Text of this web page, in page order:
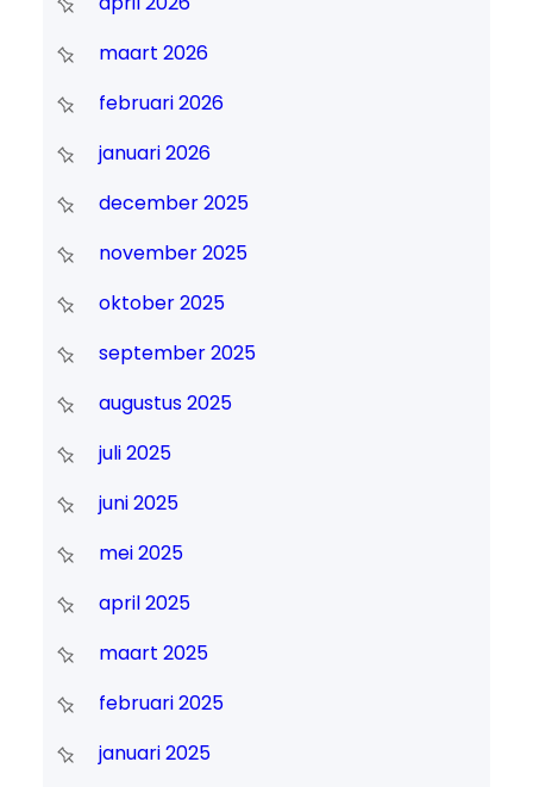
maart 2026
februari 2026
januari 2026
december 2025
november 2025
oktober 2025
september 2025
augustus 2025
juli 2025
juni 2025
mei 2025
april 2025
maart 2025
februari 2025
januari 2025